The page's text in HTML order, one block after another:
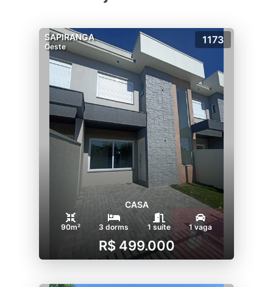
SAPIRANGA
Oeste
1173
CASA
90m² 3 dorms 1 suíte 1 vaga
R$ 499.000